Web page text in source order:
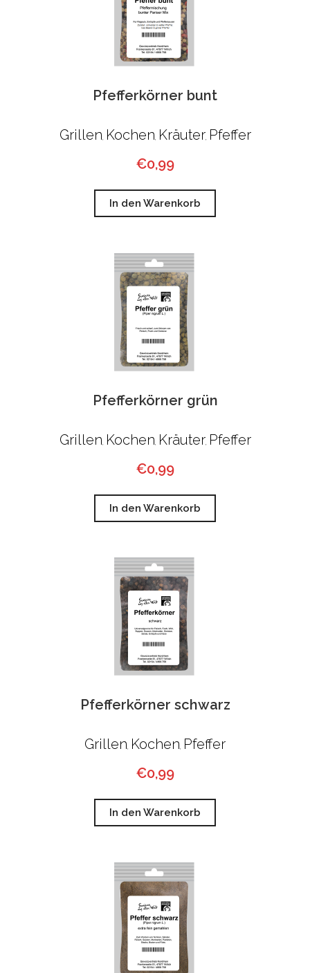
Pfefferkörner bunt
Grillen, Kochen, Kräuter, Pfeffer
€0,99
In den Warenkorb
Pfefferkörner grün
Grillen Kochen Kräuter Pfeffer
€0,99
In den Warenkorb
Pfefferkörner schwarz
Grillen, Kochen, Pfeffer
€0,99
In den Warenkorb